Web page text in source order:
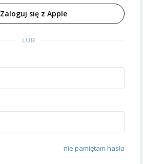
Zaloguj się z Apple
LUB
nie pamiętam hasła